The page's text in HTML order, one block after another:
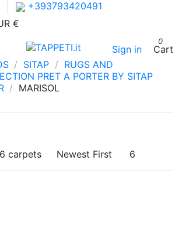
+393793420491
€
Sign in
0
Cart
SITAP
RUGS AND
PRET A PORTER BY SITAP
MARISOL
carpets
Newest First 6